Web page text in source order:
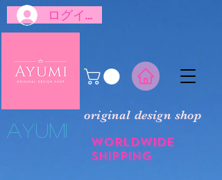
​Ayumi
original design shop
Worldwide
shipping
ログイン